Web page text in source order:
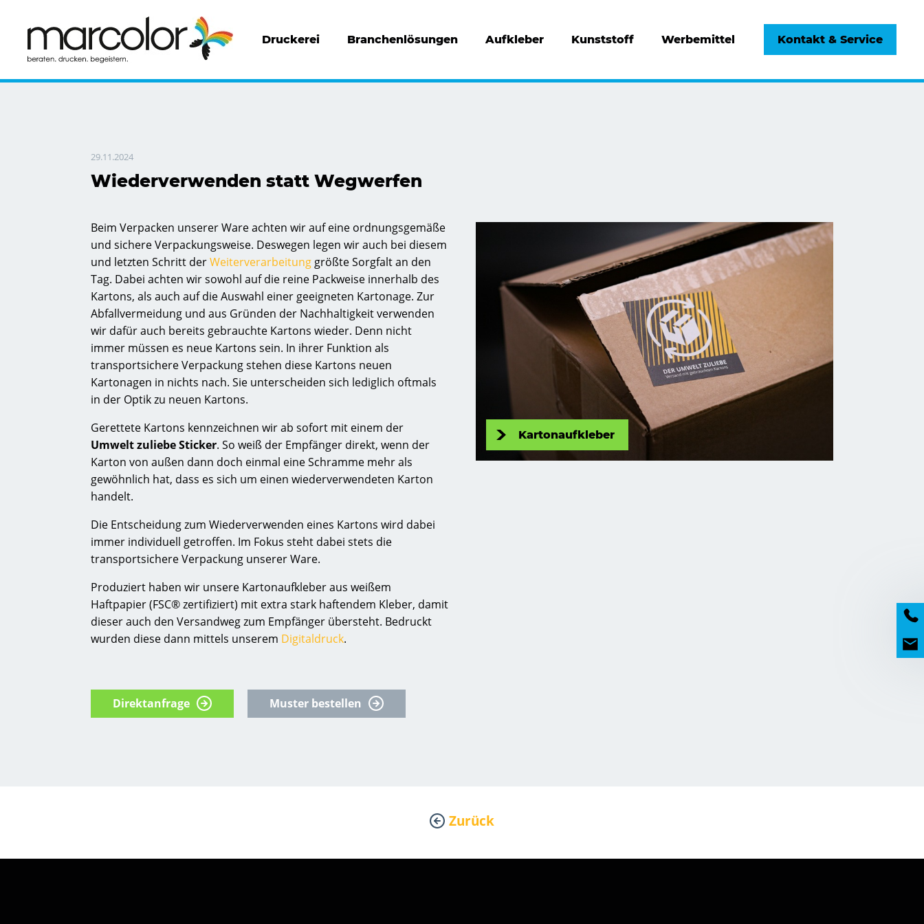
Druckerei Branchenlösungen Aufkleber Kunststoff Werbemittel Kontakt & Service
29.11.2024
Wiederverwenden statt Wegwerfen
Beim Verpacken unserer Ware achten wir auf eine ordnungsgemäße
und sichere Verpackungsweise. Deswegen legen wir auch bei diesem
und letzten Schritt derWeiterverarbeitung größte Sorgfalt an den
Tag. Dabei achten wir sowohl auf die reine Packweise innerhalb des
Kartons, als auch auf die Auswahl einer geeigneten Kartonage. Zur
Abfallvermeidung und aus Gründen der Nachhaltigkeit verwenden
wir dafür auch bereits gebrauchte Kartons wieder. Denn nicht
immer müssen es neue Kartons sein. In ihrer Funktion als
transportsichere Verpackung stehen diese Kartons neuen
Kartonagen in nichts nach. Sie unterscheiden sich lediglich oftmals
in der Optik zu neuen Kartons.
Gerettete Kartons kennzeichnen wir ab sofort mit einem der
Umwelt zuliebe Sticker. So weiß der Empfänger direkt, wenn der
Karton von außen dann doch einmal eine Schramme mehr als
gewöhnlich hat, dass es sich um einen wiederverwendeten Karton
handelt.
Die Entscheidung zum Wiederverwenden eines Kartons wird dabei
immer individuell getroffen. Im Fokus steht dabei stets die
transportsichere Verpackung unserer Ware.
Produziert haben wir unsere Kartonaufkleber aus weißem
Haftpapier (FSC® zertifiziert) mit extra stark haftendem Kleber, damit
dieser auch den Versandweg zum Empfänger übersteht. Bedruckt
wurden diese dann mittels unserem Digitaldruck.
Kartonaufkleber
Direktanfrage Muster bestellen
Zurück